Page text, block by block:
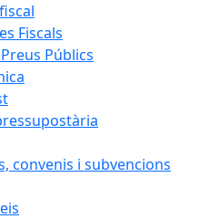
Fiscals
Públics
convenis i subvencions